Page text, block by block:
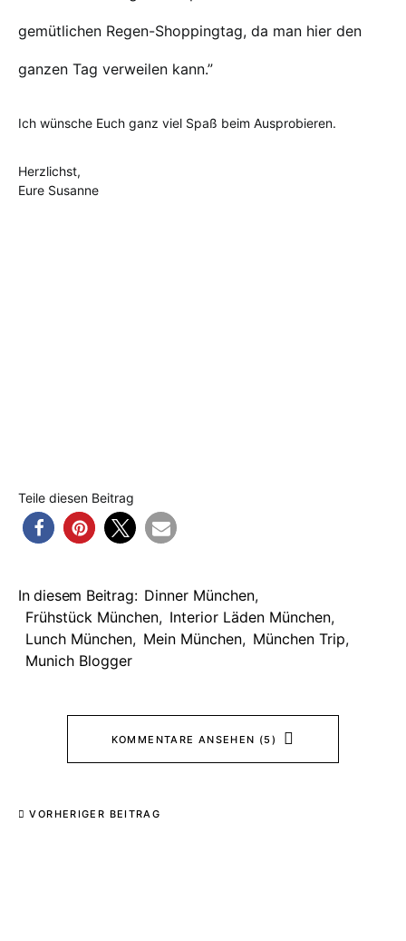
gemütlichen Regen-Shoppingtag, da man hier den
ganzen Tag verweilen kann.”
Ich wünsche Euch ganz viel Spaß beim Ausprobieren.
Herzlichst,
Eure Susanne
Teile diesen Beitrag
In diesem Beitrag: Dinner München,
Frühstück München, Interior Läden München,
Lunch München, Mein München, München Trip,
Munich Blogger
KOMMENTARE ANSEHEN (5)
VORHERIGER BEITRAG